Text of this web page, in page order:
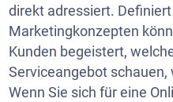
direkt adressiert.
Marketingkonzepten
Kunden begeistert,
Serviceangebot
Wenn Sie sich für eine